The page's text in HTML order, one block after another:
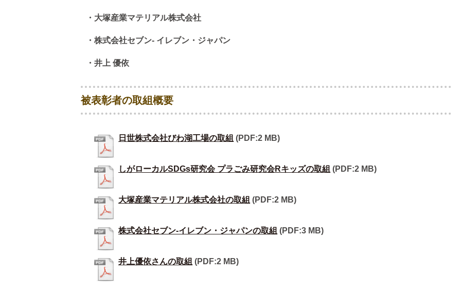
・大塚産業マテリアル株式会社
・株式会社セブン- イレブン・ジャパン
・井上 優依
被表彰者の取組概要
日世株式会社びわ湖工場の取組 (PDF:2 MB)
しがローカルSDGs研究会 プラごみ研究会Rキッズの取組 (PDF:2 MB)
大塚産業マテリアル株式会社の取組 (PDF:2 MB)
株式会社セブン-イレブン・ジャパンの取組 (PDF:3 MB)
井上優依さんの取組 (PDF:2 MB)